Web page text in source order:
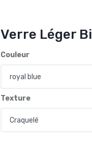
Verre Léger
Couleur
Texture